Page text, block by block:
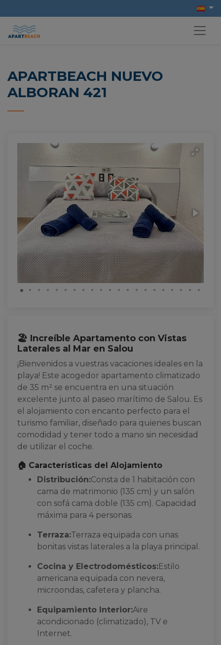
APARTBEACH NUEVO
ALBORAN 421
🏖️ Increíble Apartamento con Vistas
Laterales al Mar en Salou
¡Bienvenidos a vuestras vacaciones ideales en la
playa! Este acogedor apartamento climatizado
de 35 m² se encuentra en una situación
excelente junto al paseo marítimo de Salou. Es
el alojamiento con encanto perfecto para el
turismo familiar, diseñado para quienes buscan
comodidad y tener todo a mano sin necesidad
de utilizar el coche.
🏠 Características del Alojamiento
Distribución:Consta de 1 habitación con
cama de matrimonio (135 cm) y un salón
con sofá cama doble (135 cm). Capacidad
máxima para 4 personas.
Terraza:Terraza equipada con unas
bonitas vistas laterales a la playa principal.
Cocina y Electrodomésticos:Estilo
americana equipada con nevera,
microondas, cafetera y plancha.
Equipamiento Interior:Aire
acondicionado (climatizado), TV e
Internet.